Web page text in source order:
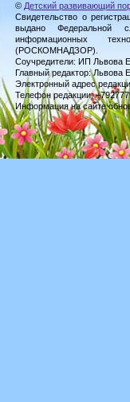
© Детский развивающий
Свидетельство о
выдано Федеральной
информационных
(РОСКОМНАДЗОР).
Соучредители: ИП Львова
Главный редактор: Львова
Электронный адрес
Телефон редакции:
Информация на сайте